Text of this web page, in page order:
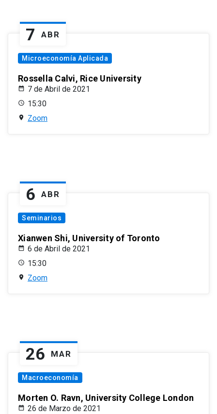
7 ABR
Microeconomía Aplicada
Rossella Calvi, Rice University
7 de Abril de 2021
15:30
Zoom
6 ABR
Seminarios
Xianwen Shi, University of Toronto
6 de Abril de 2021
15:30
Zoom
26 MAR
Macroeconomía
Morten O. Ravn, University College London
26 de Marzo de 2021